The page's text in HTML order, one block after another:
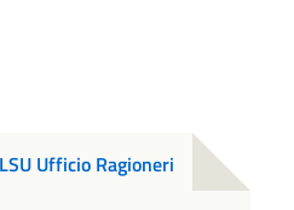
Ufficio Ragioneri